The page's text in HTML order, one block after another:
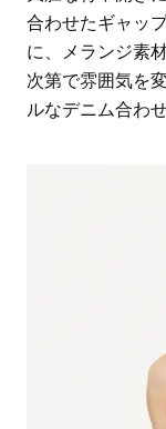
合わせたギャッ
に、メランジ素
次第で雰囲気を
ルなデニム合わ